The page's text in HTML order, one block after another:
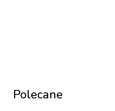
Polecane